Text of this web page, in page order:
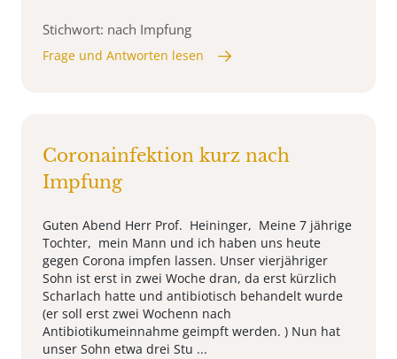
Stichwort: nach Impfung
Frage und Antworten lesen
Coronainfektion kurz nach
Impfung
Guten Abend Herr Prof. Heininger, Meine 7 jährige
Tochter, mein Mann und ich haben uns heute
gegen Corona impfen lassen. Unser vierjähriger
Sohn ist erst in zwei Woche dran, da erst kürzlich
Scharlach hatte und antibiotisch behandelt wurde
(er soll erst zwei Wochenn nach
Antibiotikumeinnahme geimpft werden. ) Nun hat
unser Sohn etwa drei Stu ...